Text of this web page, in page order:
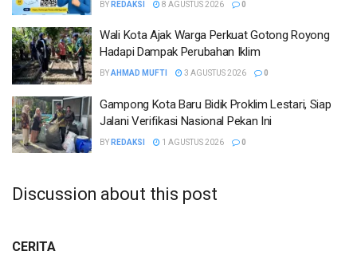
BY REDAKSI 8 AGUSTUS 2026 0
Wali Kota Ajak Warga Perkuat Gotong Royong
Hadapi Dampak Perubahan Iklim
BYAHMAD MUFTI 3 AGUSTUS 2026 0
Gampong Kota Baru Bidik Proklim Lestari, Siap
Jalani Verifikasi Nasional Pekan Ini
BY REDAKSI 1 AGUSTUS 2026 0
Discussion about this post
CERITA